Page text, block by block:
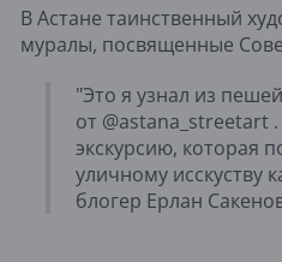
В Астане таинственный
муралы, посвященные
"Это я узнал из
от @astana_streetart
экскурсию, которая
уличному исскуству
блогер Ерлан